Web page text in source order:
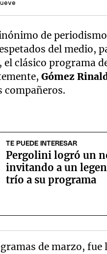
de
del medio,
, el clásico programa
Gómez
compañeros.
TE PUEDE INTERESAR
Pergolini logró un
invitando a un
trío a su programa
de marzo, fue